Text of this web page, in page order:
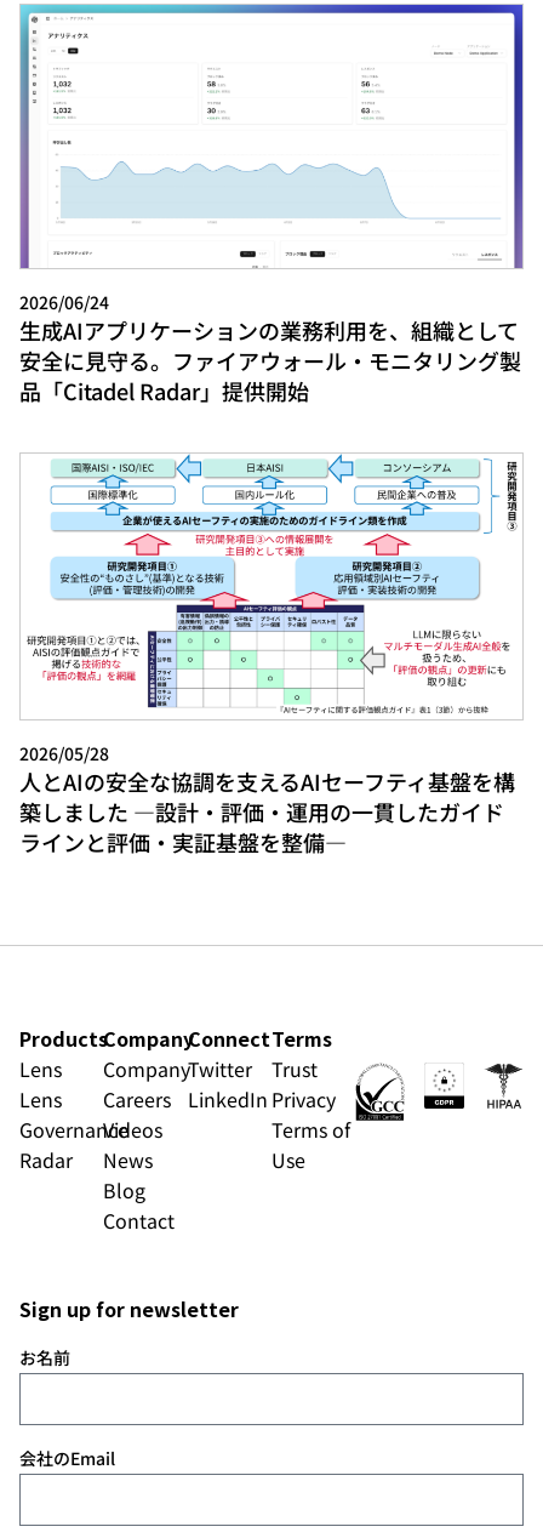
2026/06/24
生成AIアプリケーションの業務利用を、組織として
安全に見守る。ファイアウォール・モニタリング製
品「Citadel Radar」提供開始
2026/05/28
人とAIの安全な協調を支えるAIセーフティ基盤を構
築しました ―設計・評価・運用の一貫したガイド
ラインと評価・実証基盤を整備―
Products
Lens
Lens
Governance
Radar
Company
Company
Careers
Videos
News
Blog
Contact
Connect
Twitter
LinkedIn
Terms
Trust
Privacy
Terms of
Use
Sign up for newsletter
お名前
会社のEmail